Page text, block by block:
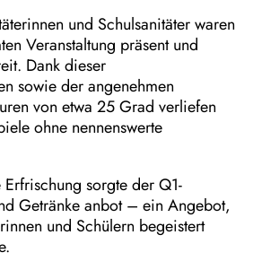
und Schulsanitäter waren
Veranstaltung präsent und
Dank dieser
sowie der angenehmen
von etwa 25 Grad verliefen
ohne nennenswerte
sorgte der Q1-
Getränke anbot – ein Angebot,
und Schülern begeistert